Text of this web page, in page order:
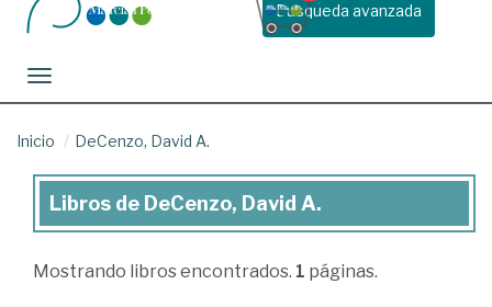
Busqueda avanzada
Toggle navigation
Inicio DeCenzo, David A.
Libros
DeCenzo,
Libros de DeCenzo, David A.
Mostrando libros encontrados. 1 páginas.